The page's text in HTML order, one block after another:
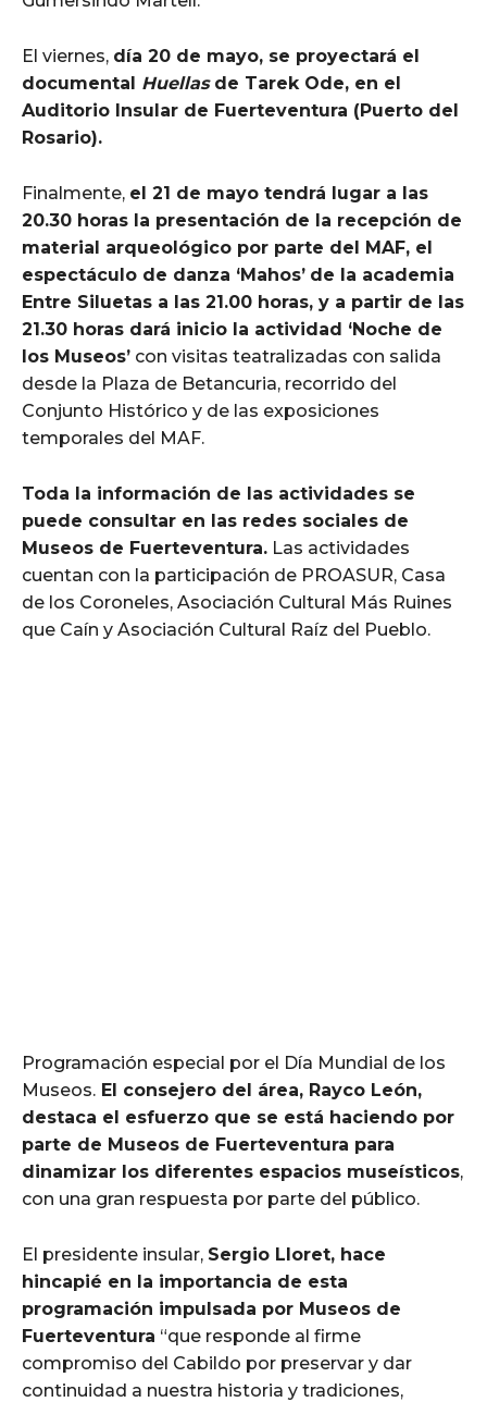
El viernes, día 20 de mayo, se proyectará el
documental Huellasde Tarek Ode, en el
Auditorio Insular de Fuerteventura (Puerto del
Rosario).
Finalmente, el 21 de mayo tendrá lugar a las
20.30 horas la presentación de la recepción de
material arqueológico por parte del MAF, el
espectáculo de danza ‘Mahos’ de la academia
Entre Siluetas a las 21.00 horas, y a partir de las
21.30 horas dará inicio la actividad ‘Noche de
los Museos’ con visitas teatralizadas con salida
desde la Plaza de Betancuria, recorrido del
Conjunto Histórico y de las exposiciones
temporales del MAF.
Toda la información de las actividades se
puede consultar en las redes sociales de
Museos de Fuerteventura. Las actividades
cuentan con la participación de PROASUR, Casa
de los Coroneles, Asociación Cultural Más Ruines
que Caín y Asociación Cultural Raíz del Pueblo.
Programación especial por el Día Mundial de los
Museos. El consejero del área, Rayco León,
destaca el esfuerzo que se está haciendo por
parte de Museos de Fuerteventura para
dinamizar los diferentes espacios museísticos,
con una gran respuesta por parte del público.
El presidente insular, Sergio Lloret, hace
hincapié en la importancia de esta
programación impulsada por Museos de
Fuerteventura “que responde al firme
compromiso del Cabildo por preservar y dar
continuidad a nuestra historia y tradiciones,